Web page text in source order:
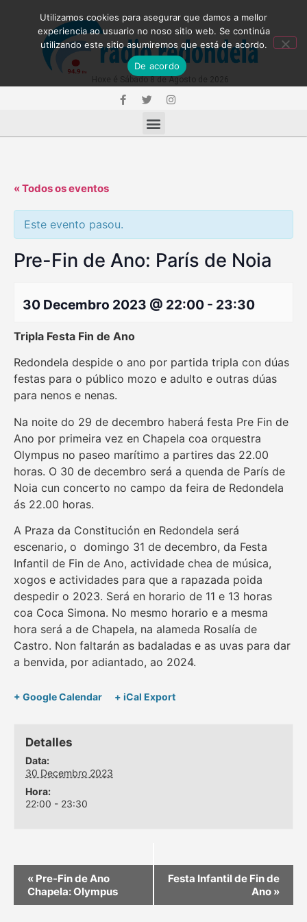
« Todos os eventos
Este evento pasou.
Pre-Fin de Ano: París de Noia
30 Decembro 2023 @ 22:00 - 23:30
Tripla Festa Fin de Ano
Redondela despide o ano por partida tripla con dúas
festas para o público mozo e adulto e outras dúas
para nenos e nenas.
Na noite do 29 de decembro haberá festa Pre Fin de
Ano por primeira vez en Chapela coa orquestra
Olympus no paseo marítimo a partires das 22.00
horas. O 30 de decembro será a quenda de París de
Noia cun concerto no campo da feira de Redondela
ás 22.00 horas.
A Praza da Constitución en Redondela será
escenario, o domingo 31 de decembro, da Festa
Infantil de Fin de Ano, actividade chea de música,
xogos e actividades para que a rapazada poida
despedir o 2023. Será en horario de 11 e 13 horas
coa Coca Simona. No mesmo horario e a mesma
hora será a de Chapela, na alameda Rosalía de
Castro. Non faltarán as badaladas e as uvas para dar
a benvida, por adiantado, ao 2024.
+ Google Calendar + iCal Export
Detalles
Data:
30 Decembro 2023
Hora:
22:00 - 23:30
« Pre-Fin de Ano
Chapela: Olympus
Festa Infantil de Fin de
Ano »
Utilizamos cookies para asegurar que damos a mellor
experiencia ao usuario no noso sitio web. Se continúa
utilizando este sitio asumiremos que está de acordo.
De acordo